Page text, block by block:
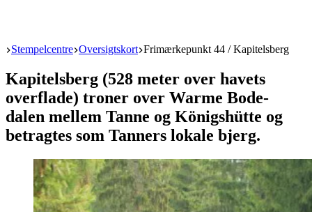
Start
Stempelcentre Oversigtskort Frimærkepunkt 44 / Kapitelsberg
Kapitelsberg (528 meter over havets
overflade) troner over Warme Bode-
dalen mellem Tanne og Königshütte og
betragtes som Tanners lokale bjerg.